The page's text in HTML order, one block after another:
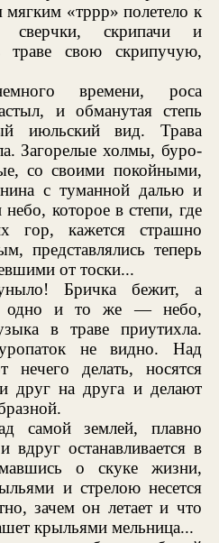
«тррр» полетело к
сверчки, скрипачи и
траве свою скрипучую,
времени, роса
и обманутая степь
июльский вид. Трава
Загорелые холмы, буро-
со своими покойными,
с туманной далью и
которое в степи, где
гор, кажется страшно
представлялись теперь
от тоски...
Бричка бежит, а
одно и то же — небо,
в траве приутихла.
не видно. Над
нечего делать, носятся
друг на друга и делают
самой землей, плавно
вдруг останавливается в
о скуке жизни,
и стрелою несется
зачем он летает и что
крыльями мельница...